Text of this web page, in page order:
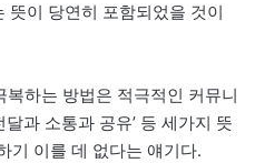
뜻이 당연히 포함되었을 것이
하는 방법은 적극적인 커뮤니
과 소통과 공유’ 등 세가지 뜻
기 이를 데 없다는 얘기다.